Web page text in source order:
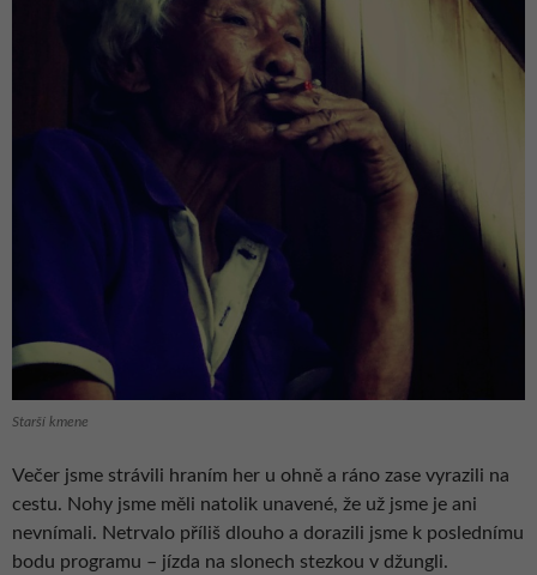
Starší kmene
Večer jsme strávili hraním her u ohně a ráno zase vyrazili na
cestu. Nohy jsme měli natolik unavené, že už jsme je ani
nevnímali. Netrvalo příliš dlouho a dorazili jsme k poslednímu
bodu programu – jízda na slonech stezkou v džungli.